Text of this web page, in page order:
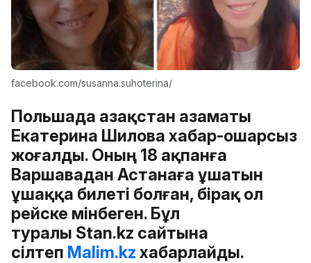
facebook.com/susanna.suhoterina/
Польшада Қазақстан азаматы
Екатерина Шилова хабар-ошарсыз
жоғалды. Оның 18 ақпанға
Варшавадан Астанаға ұшатын
ұшаққа билеті болған, бірақ ол
рейске мінбеген. Бұл
туралы Stan.kz сайтына
сілтеп Malim.kz хабарлайды.